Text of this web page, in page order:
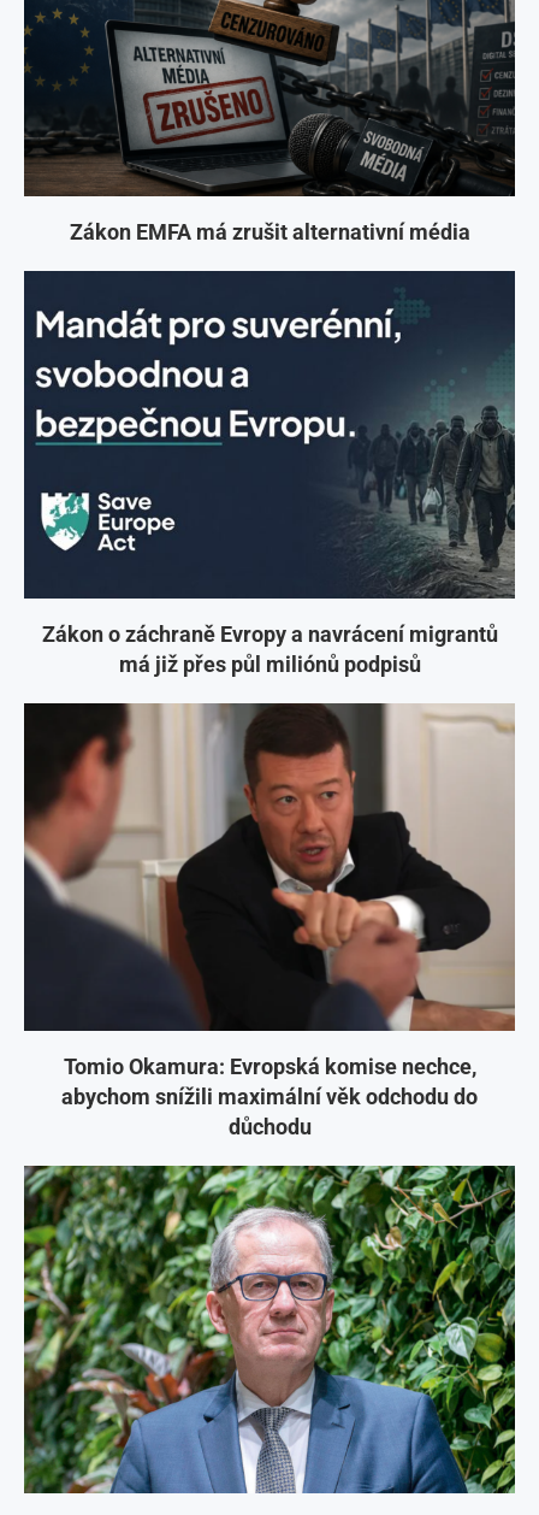
Zákon EMFA má zrušit alternativní média
Zákon o záchraně Evropy a navrácení migrantů
má již přes půl miliónů podpisů
Tomio Okamura: Evropská komise nechce,
abychom snížili maximální věk odchodu do
důchodu